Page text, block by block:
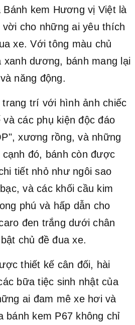
Bánh kem Hương vị Việt là
cho những ai yêu thích
xe. Với tông màu chủ
xanh dương, bánh mang lại
năng động.
trí với hình ảnh chiếc
các phụ kiện độc đáo
xương rồng, và những
đó, bánh còn được
tiết nhỏ như ngôi sao
và các khối cầu kim
phú và hấp dẫn cho
đen trắng dưới chân
chủ đề đua xe.
thiết kế cân đối, hài
bữa tiệc sinh nhật của
ai đam mê xe hơi và
bánh kem P67 không chỉ